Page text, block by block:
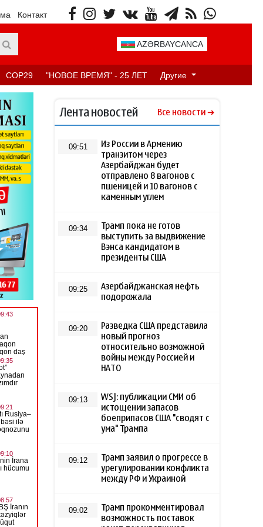
Контакт
AZƏRBAYCANCA
COP29 "НОВОЕ ВРЕМЯ" - 25 ЛЕТ Другие
Лента новостей Все новости
09:51
Из России в Армению
транзитом через
Азербайджан будет
отправлено 8 вагонов с
пшеницей и 10 вагонов с
каменным углем
09:34
Трамп пока не готов
выступить за выдвижение
Вэнса кандидатом в
президенты США
09:25
Азербайджанская нефть
подорожала
09:20
Разведка США представила
новый прогноз
относительно возможной
войны между Россией и
НАТО
09:13
WSJ: публикации СМИ об
истощении запасов
боеприпасов США "сводят с
ума" Трампа
09:12
Трамп заявил о прогрессе в
урегулировании конфликта
между РФ и Украиной
09:02
Трамп прокомментировал
возможность поставок